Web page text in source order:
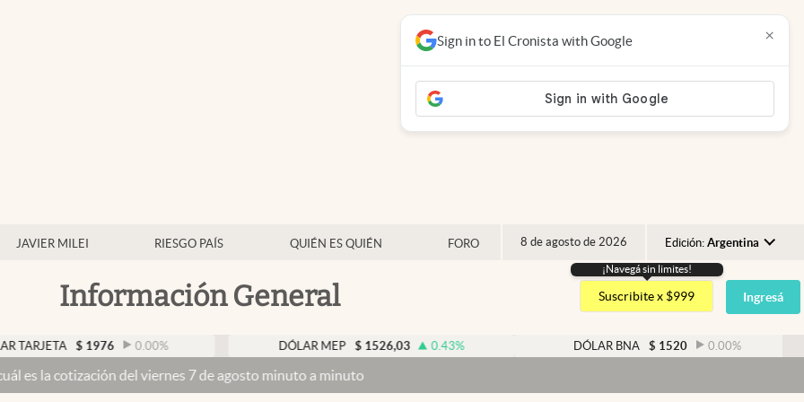
JAVIER MILEI RIESGO PAÍS QUIÉN ES QUIÉN FORO 8 de agosto de 2026 Edición: Argentina
Argentina
España
USA
Información General
¡Navegá sin limites!
Suscribite x $999 Ingresá
$ 1976 0.00% DÓLAR MEP $ 1526,03 0.43% DÓLAR BNA $ 1520 0.00%
del viernes 7 de agosto minuto a minuto
Sign in to El Cronista with Google ×